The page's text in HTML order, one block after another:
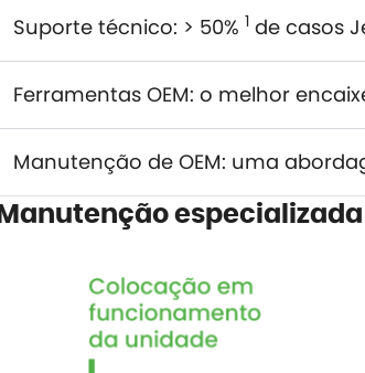
Suporte técnico: > 50% 1 de casos
Ferramentas OEM: o melhor
Manutenção de OEM: uma
Manutenção